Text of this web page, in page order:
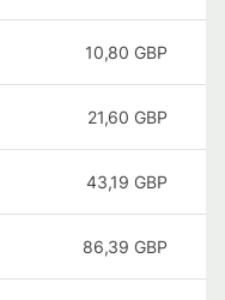
10,80 GBP
21,60 GBP
43,19 GBP
86,39 GBP